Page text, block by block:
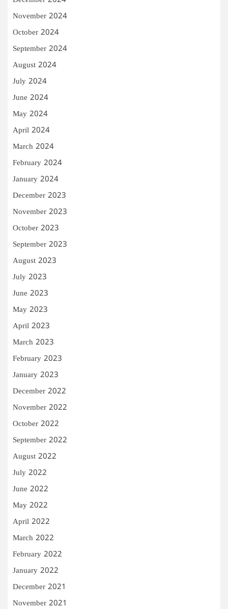
November 2024
October 2024
September 2024
August 2024
July 2024
June 2024
May 2024
April 2024
March 2024
February 2024
January 2024
December 2023
November 2023
October 2023
September 2023
August 2023
July 2023
June 2023
May 2023
April 2023
March 2023
February 2023
January 2023
December 2022
November 2022
October 2022
September 2022
August 2022
July 2022
June 2022
May 2022
April 2022
March 2022
February 2022
January 2022
December 2021
November 2021